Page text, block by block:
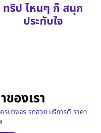
ทริป ไหนๆ ก็ สนุก
ประทับใจ
ของเรา
บวงจร รถสวย บริการดี ราคา